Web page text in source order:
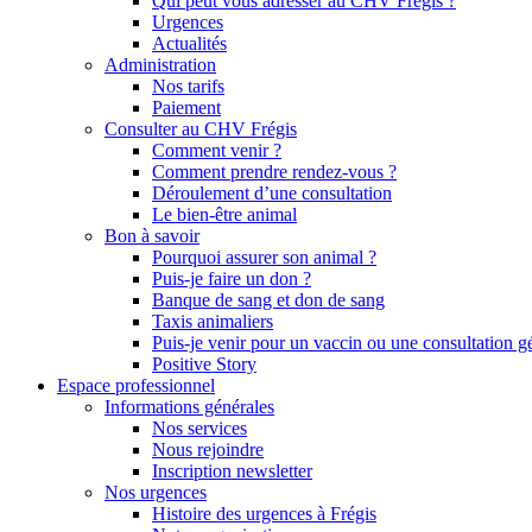
Urgences
Actualités
Administration
Nos tarifs
Paiement
Consulter au CHV Frégis
Comment venir ?
Comment prendre rendez-vous ?
Déroulement d’une consultation
Le bien-être animal
Bon à savoir
Pourquoi assurer son animal ?
Puis-je faire un don ?
Banque de sang et don de sang
Taxis animaliers
Puis-je venir pour un vaccin ou une consultation
Positive Story
Espace professionnel
Informations générales
Nos services
Nous rejoindre
Inscription newsletter
Nos urgences
Histoire des urgences à Frégis